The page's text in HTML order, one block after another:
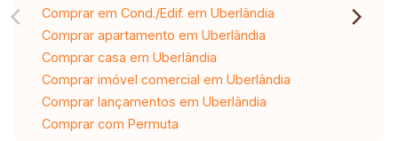
Comprar em Cond./Edif. em Uberlândia
Comprar apartamento em Uberlândia
Comprar casa em Uberlândia
Comprar imóvel comercial em Uberlândia
Comprar lançamentos em Uberlândia
Comprar com Permuta